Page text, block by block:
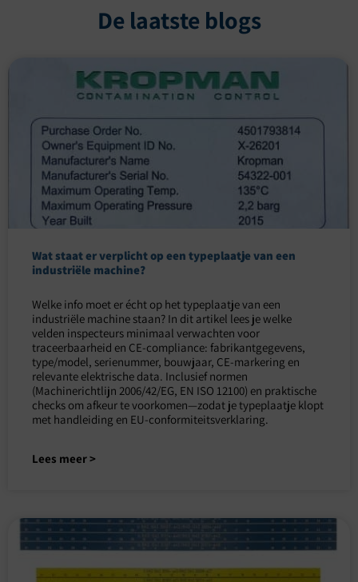
De laatste blogs
Wat staat er verplicht op een typeplaatje van een
industriële machine?
Welke info moet er écht op het typeplaatje van een
industriële machine staan? In dit artikel lees je welke
velden inspecteurs minimaal verwachten voor
traceerbaarheid en CE-compliance: fabrikantgegevens,
type/model, serienummer, bouwjaar, CE-markering en
relevante elektrische data. Inclusief normen
(Machinerichtlijn 2006/42/EG, EN ISO 12100) en praktische
checks om afkeur te voorkomen—zodat je typeplaatje klopt
met handleiding en EU-conformiteitsverklaring.
Lees meer >